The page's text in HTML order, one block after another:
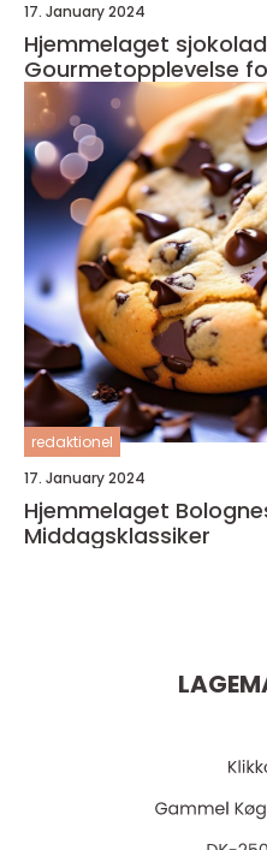
17. January 2024
Hjemmelaget
Gourmetopplevelse
redaktionel
17. January 2024
Hjemmelaget
Middagsklassiker